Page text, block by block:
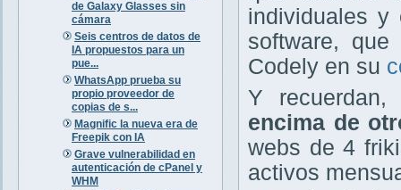
de Galaxy Glasses sin
cámara
Seis centros de datos de
IA propuestos para un
pue...
WhatsApp prueba su
propio proveedor de
copias de s...
Magnific la nueva era de
Freepik con IA
Grave vulnerabilidad en
autenticación de cPanel y
WHM
individuales y
software,
Codely en su
Y
encima de
webs de 4
activos